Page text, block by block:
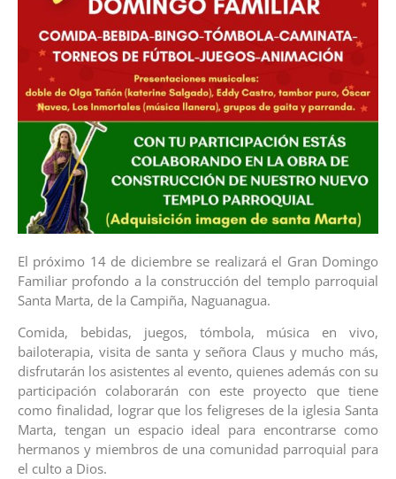
El próximo 14 de diciembre se realizará el Gran Domingo
Familiar profondo a la construcción del templo parroquial
Santa Marta, de la Campiña, Naguanagua.
Comida, bebidas, juegos, tómbola, música en vivo,
bailoterapia, visita de santa y señora Claus y mucho más,
disfrutarán los asistentes al evento, quienes además con su
participación colaborarán con este proyecto que tiene
como finalidad, lograr que los feligreses de la iglesia Santa
Marta, tengan un espacio ideal para encontrarse como
hermanos y miembros de una comunidad parroquial para
el culto a Dios.